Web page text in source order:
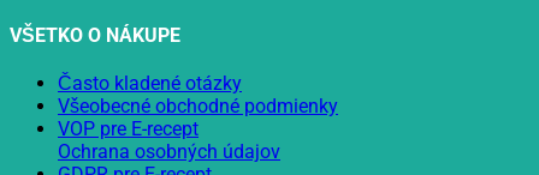
VŠETKO O NÁKUPE
Často kladené otázky
Všeobecné obchodné podmienky
VOP pre E-recept
Ochrana osobných údajov